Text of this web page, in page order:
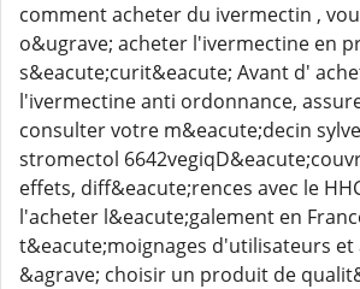
comment acheter du ivermectin ,
o&ugrave; acheter l'ivermectine en
s&eacute;curit&eacute; Avant d'
l'ivermectine anti ordonnance,
consulter votre m&eacute;decin
stromectol
effets, diff&eacute;rences avec le
l'acheter l&eacute;galement en
t&eacute;moignages d'utilisateurs et
&agrave; choisir un produit de